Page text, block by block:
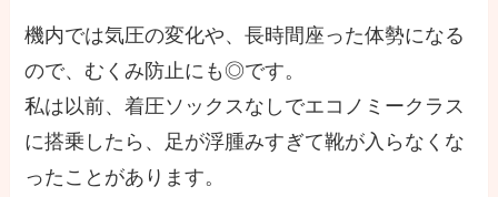
機内では気圧の変化や、長時間座った体勢になる
ので、むくみ防止にも◎です。
私は以前、着圧ソックスなしでエコノミークラス
に搭乗したら、足が浮腫みすぎて靴が入らなくな
ったことがあります。